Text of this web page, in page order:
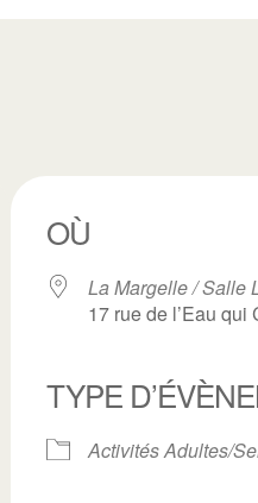
iCalendar
OÙ
La Margelle / Salle
17 rue de l’Eau
TYPE
Activités Adultes/